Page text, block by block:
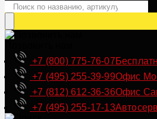
+7 (800) 775-76-07
+7 (495) 255-39-99Офис
+7 (812) 612-36-36Офис
+7 (495) 255-17-13